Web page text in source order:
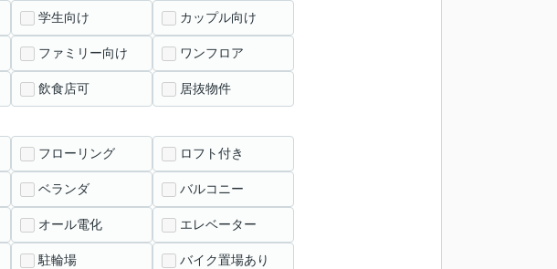
学生向け カップル向け
ファミリー向け ワンフロア
飲食店可 居抜物件
フローリング ロフト付き
ベランダ バルコニー
オール電化 エレベーター
駐輪場 バイク置場あり